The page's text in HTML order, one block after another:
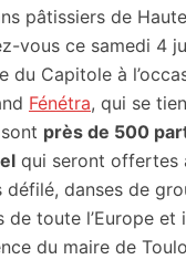
pâtissiers de
vous ce samedi 4
du Capitole à
Fénétra, qui se
près de 500
qui seront offertes
défilé, danses de
toute l’Europe et
du maire de